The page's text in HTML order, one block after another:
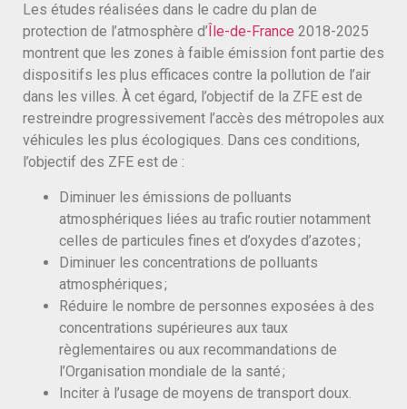
Les études réalisées dans le cadre du plan de
protection de l’atmosphère d’ Île-de-France 2018-2025
montrent que les zones à faible émission font partie des
dispositifs les plus efficaces contre la pollution de l’air
dans les villes. À cet égard, l’objectif de la ZFE est de
restreindre progressivement l’accès des métropoles aux
véhicules les plus écologiques. Dans ces conditions,
l’objectif des ZFE est de :
Diminuer les émissions de polluants
atmosphériques liées au trafic routier notamment
celles de particules fines et d’oxydes d’azotes ;
Diminuer les concentrations de polluants
atmosphériques ;
Réduire le nombre de personnes exposées à des
concentrations supérieures aux taux
règlementaires ou aux recommandations de
l’Organisation mondiale de la santé ;
Inciter à l’usage de moyens de transport doux.